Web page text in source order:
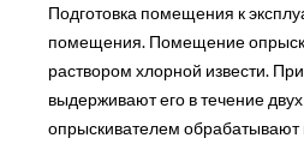
Подготовка помещения к
помещения. Помещение
раствором хлорной извести.
выдерживают его в течение
опрыскивателем